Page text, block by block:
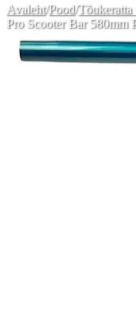
Avaleht/Pood/Tõukeratta
Pro Scooter Bar 580mm